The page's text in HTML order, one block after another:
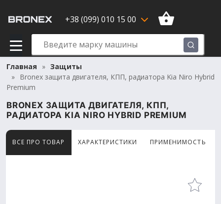
+38 (099) 010 15 00
Главная
Защиты
Bronex защита двигателя, КПП, радиатора Kia Niro Hybrid
Premium
BRONEX ЗАЩИТА ДВИГАТЕЛЯ, КПП,
РАДИАТОРА KIA NIRO HYBRID PREMIUM
ВСЕ ПРО ТОВАР ХАРАКТЕРИСТИКИ ПРИМЕНИМОСТЬ
Товар просматривают сейчас 5 человек